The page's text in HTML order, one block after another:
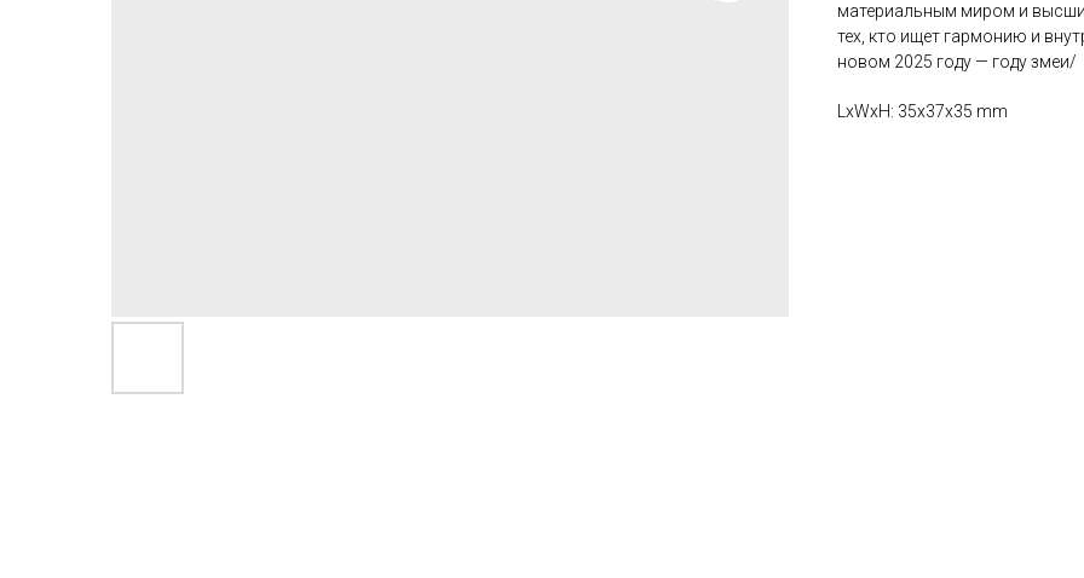
материальным миром и
тех, кто ищет гармонию и
новом 2025 году — году змеи/
LxWxH: 35x37x35 mm